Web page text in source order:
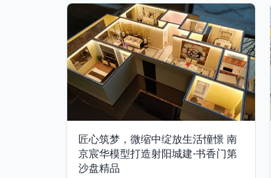
匠心筑梦，微缩中绽放生活憧憬 南
京宸华模型打造射阳城建·书香门第
沙盘精品